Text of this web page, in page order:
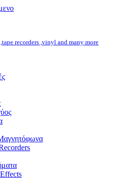
recorders ,vinyl and many more